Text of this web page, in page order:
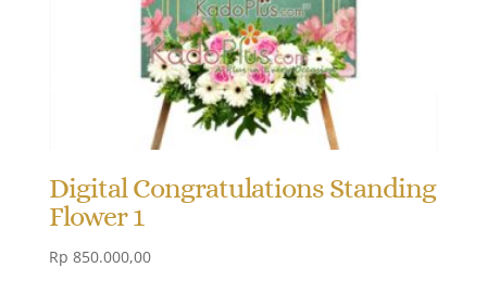
Digital Congratulations Standing
Flower 1
Rp 850.000,00